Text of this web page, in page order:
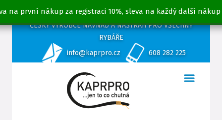
na první nákup za registraci 10%, sleva na každý další nákup
ČESKÝ VÝROBCE NÁVNAD A NÁSTRAH PRO VŠECHNY
RYBÁŘE
info@kaprpro.cz
608 282 225